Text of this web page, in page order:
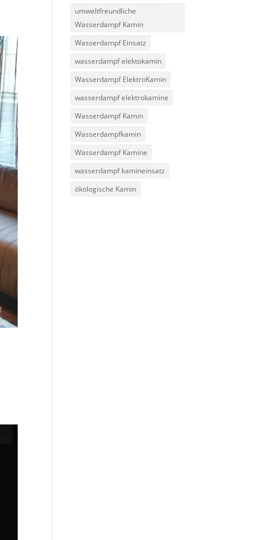
umweltfreundliche
Wasserdampf Kamin
Wasserdampf Einsatz
wasserdampf elektokamin
Wasserdampf ElektroKamin
wasserdampf elektrokamine
Wasserdampf Kamin
Wasserdampfkamin
Wasserdampf Kamine
wasserdampf kamineinsatz
ökologische Kamin